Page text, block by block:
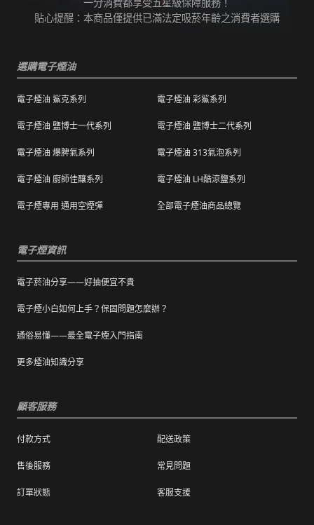
保證訂單成立後會在24小時內出貨，但無法保
證物流配送零機率延遲。
統更新時間，會有所出入）
海外運送：
海外顧客如需訂購，請聯絡客服中心協助海外
並聯絡客服進行免費退換。有其他疑慮請聯絡
客服。
裝上黏貼紙張或書寫文字。
購買之商品若符合促銷活動（ 如滿減、免運等
有非人為造成的破壞、損毀或不完整的商品瑕
貼心提醒：本商品僅提供已滿法定吸菸年齡之消費者選購
選購電子煙油
電子煙油 鯊克系列 電子煙油 彩鯊系列
電子煙油 鹽博士一代系列 電子煙油 鹽博士二代系列
電子煙油 爆脾氣系列 電子煙油 313氣泡系列
電子煙油 廚師佳釀系列 電子煙油 LH酷涼鹽系列
電子煙專用 通用空煙彈 全部電子煙油商品總覽
電子煙資訊
電子菸油分享——好抽便宜不貴
電子煙小白如何上手？保固問題怎麼辦？
通俗易懂——最全電子煙入門指南
更多煙油知識分享
顧客服務
付款方式 配送政策
售後服務 常見問題
訂單狀態 客服支援